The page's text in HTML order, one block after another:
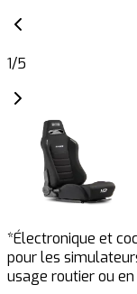
1/5
*Électronique et
pour les
usage routier ou